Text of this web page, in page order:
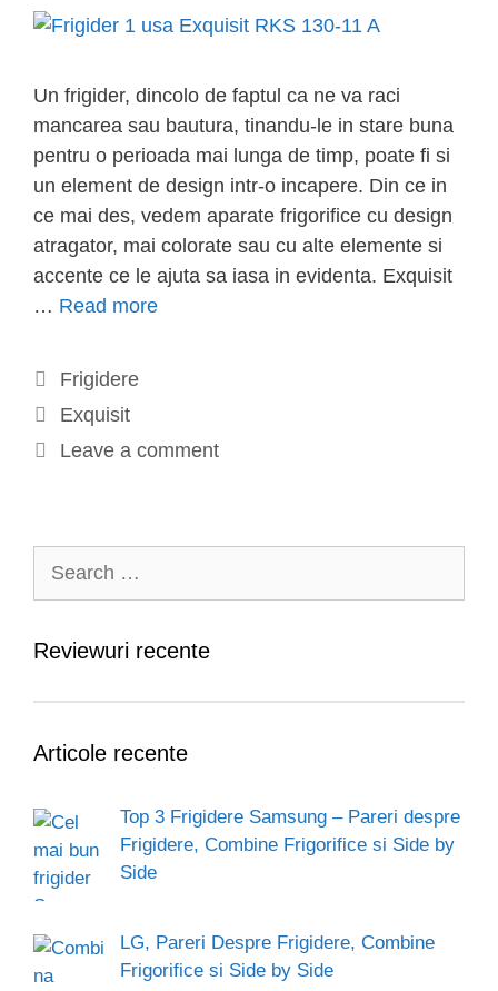
Un frigider, dincolo de faptul ca ne va raci
mancarea sau bautura, tinandu-le in stare buna
pentru o perioada mai lunga de timp, poate fi si
un element de design intr-o incapere. Din ce in
ce mai des, vedem aparate frigorifice cu design
atragator, mai colorate sau cu alte elemente si
accente ce le ajuta sa iasa in evidenta. Exquisit
… Read moreFrigider
Exquisit
11
ROSA/PINK,
L
si
A++,
si
Review
Categories
Frigidere
Tags
Exquisit
Leave a comment
for:
Reviewuri recente
Articole recente
Top 3 Frigidere Samsung – Pareri despre
Frigidere, Combine Frigorifice si Side by
Side
LG, Pareri Despre Frigidere, Combine
Frigorifice si Side by Side